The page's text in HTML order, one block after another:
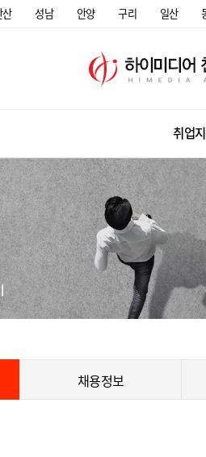
성남 안양 구리 일산
취업
채용정보